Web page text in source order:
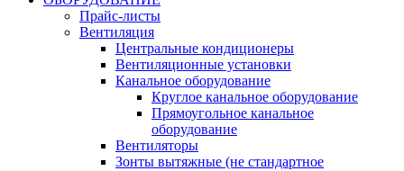
Прайс-листы
Вентиляция
Центральные кондиционеры
Вентиляционные установки
Канальное оборудование
Круглое канальное оборудование
Прямоугольное канальное
оборудование
Вентиляторы
Зонты вытяжные (не стандартное